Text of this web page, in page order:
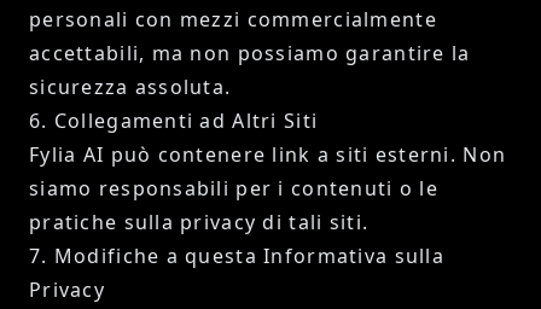
personali con mezzi commercialmente
accettabili, ma non possiamo garantire la
sicurezza assoluta.
6. Collegamenti ad Altri Siti
Fylia AI può contenere link a siti esterni. Non
siamo responsabili per i contenuti o le
pratiche sulla privacy di tali siti.
7. Modifiche a questa Informativa sulla
Privacy